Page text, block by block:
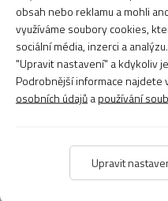
Klasická kytara Virus VGC34
MPK
obsah nebo reklamu a mohli
využíváme soubory cookies,
sociální média, inzerci a
"Upravit nastavení" a kdykoliv
Podrobnější informace najdete
osobních údajůapoužívání
Upravit